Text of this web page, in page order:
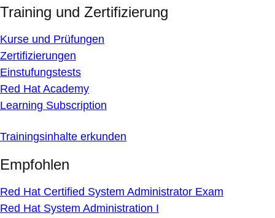
Training und Zertifizierung
Kurse und Prüfungen
Zertifizierungen
Einstufungstests
Red Hat Academy
Learning Subscription
Trainingsinhalte erkunden
Empfohlen
Red Hat Certified System Administrator Exam
Red Hat System Administration I